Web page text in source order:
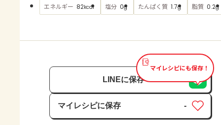
エネルギー 82kcal 塩分 0g たんぱく質 1.7g 脂質 0.2g
マイレシピにも保存！
LINEに保存
マイレシピに保存
保存済み
-